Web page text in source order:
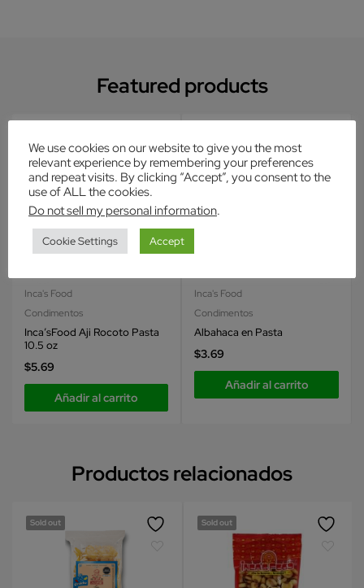
Featured products
Inca's Food
Condimentos
Inca’sFood Aji Rocoto Pasta
10.5 oz
$5.69
Añadir al carrito
Inca's Food
Condimentos
Albahaca en Pasta
$3.69
Añadir al carrito
Productos relacionados
Sold out Sold out
We use cookies on our website to give you the most
relevant experience by remembering your preferences
and repeat visits. By clicking “Accept”, you consent to the
use of ALL the cookies.
Do not sell my personal information.
Cookie Settings Accept